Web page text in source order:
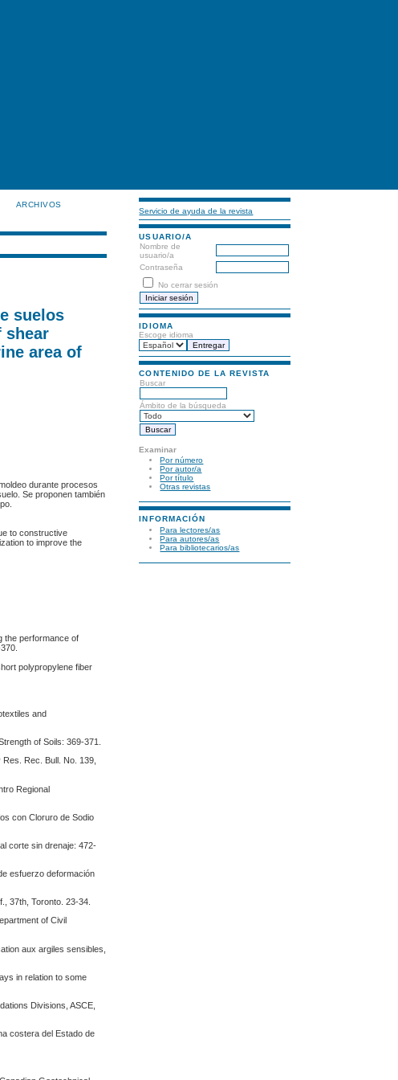
Servicio de ayuda de la revista
USUARIO/A
Nombre de
usuario/a
Contraseña
No cerrar sesión
IDIOMA
Escoge idioma
CONTENIDO DE LA REVISTA
Buscar
Ámbito de la búsqueda
Examinar
Por número
Por autor/a
Por título
Otras revistas
INFORMACIÓN
Para lectores/as
Para autores/as
Para bibliotecarios/as
ARCHIVOS
suelos
shear
area of
durante procesos
Se proponen también
to constructive
to improve the
the performance of
polypropylene fiber
and
of Soils: 369-371.
Rec. Bull. No. 139,
Regional
con Cloruro de Sodio
corte sin drenaje: 472-
esfuerzo deformación
37th, Toronto. 23-34.
of Civil
aux argiles sensibles,
in relation to some
Divisions, ASCE,
costera del Estado de